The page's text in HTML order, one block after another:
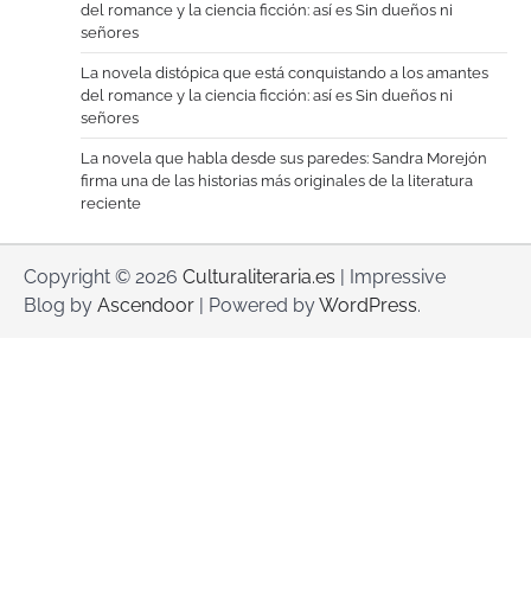
del romance y la ciencia ficción: así es Sin dueños ni
señores
La novela distópica que está conquistando a los amantes
del romance y la ciencia ficción: así es Sin dueños ni
señores
La novela que habla desde sus paredes: Sandra Morejón
firma una de las historias más originales de la literatura
reciente
Copyright © 2026 Culturaliteraria.es | Impressive
Blog by Ascendoor | Powered byWordPress.